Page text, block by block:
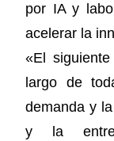
por IA y
acelerar la
«El
largo de
demanda y
y la